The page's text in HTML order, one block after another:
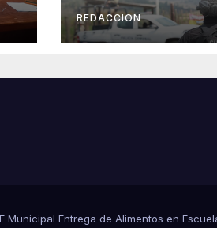
REDACCION
Municipal Entrega de Alimentos en